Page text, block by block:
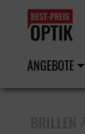
ANGEBOTE